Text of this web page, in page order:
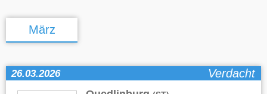
März
26.03.2026 Verdacht